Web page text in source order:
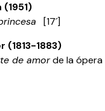
[17´]
(1813-1883)
de amorde la ópera